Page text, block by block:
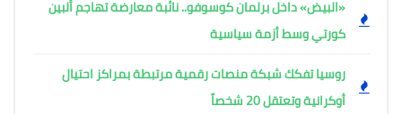
«البيض» داخل برلمان كوسوفو.. نائبة معارضة تهاجم ألبين
كورتي وسط أزمة سياسية
روسيا تفكك شبكة منصات رقمية مرتبطة بمراكز احتيال
أوكرانية وتعتقل 20 شخصاً